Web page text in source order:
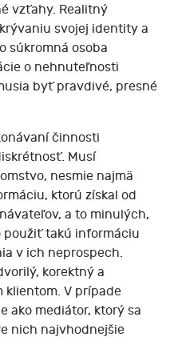
vzťahy. Realitný
svojej identity a
súkromná osoba
o nehnuteľnosti
byť pravdivé, presné
činnosti
Musí
nesmie najmä
ktorú získal od
a to minulých,
použiť takú informáciu
v ich neprospech.
korektný a
V prípade
ako mediátor, ktorý sa
nich najvhodnejšie